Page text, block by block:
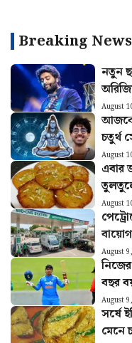
Breaking News
নতুন
August
চতুর্থ
রাশি
August
এবার
August
August
বছর
August
সর্ষে
মেনে